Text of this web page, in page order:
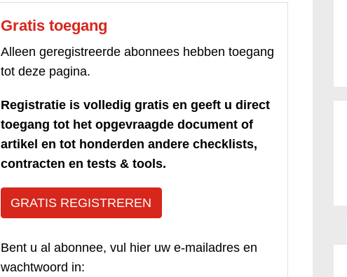
Gratis toegang
Alleen geregistreerde abonnees hebben toegang
tot deze pagina.
Registratie is volledig gratis en geeft u direct
toegang tot het opgevraagde document of
artikel en tot honderden andere checklists,
contracten en tests & tools.
GRATIS REGISTREREN
Bent u al abonnee, vul hier uw e-mailadres en
wachtwoord in: